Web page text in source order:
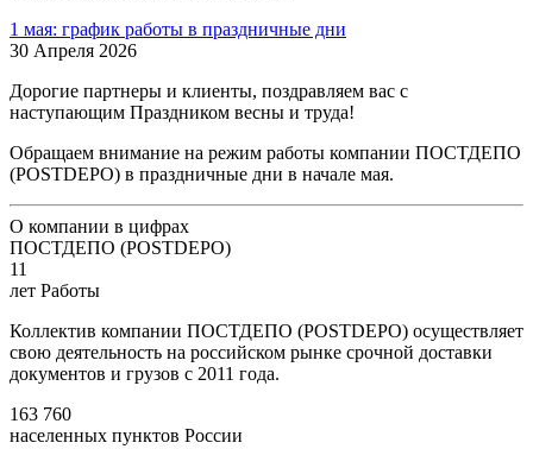
1 мая: график работы в праздничные дни
30 Апреля 2026
Дорогие партнеры и клиенты, поздравляем вас с
наступающим Праздником весны и труда!
Обращаем внимание на режим работы компании ПОСТДЕПО
(POSTDEPO) в праздничные дни в начале мая.
О компании в цифрах
ПОСТДЕПО (POSTDEPO)
11
лет Работы
Коллектив компании ПОСТДЕПО (POSTDEPO) осуществляет
свою деятельность на российском рынке срочной доставки
документов и грузов с 2011 года.
163 760
населенных пунктов России